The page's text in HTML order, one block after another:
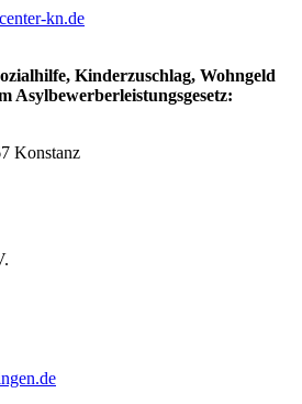
kn.de
Kinderzuschlag, Wohngeld
Asylbewerberleistungsgesetz:
Konstanz